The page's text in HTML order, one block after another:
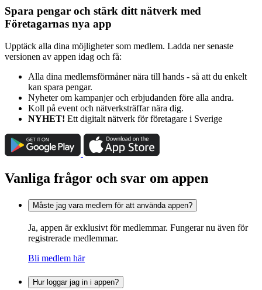
Spara pengar och stärk ditt nätverk med
Företagarnas nya app
Upptäck alla dina möjligheter som medlem. Ladda ner senaste
versionen av appen idag och få:
Alla dina medlemsförmåner nära till hands - så att du enkelt
kan spara pengar.
Nyheter om kampanjer och erbjudanden före alla andra.
Koll på event och nätverksträffar nära dig.
NYHET! Ett digitalt nätverk för företagare i Sverige
Vanliga frågor och svar om appen
Måste jag vara medlem för att använda appen?
Ja, appen är exklusivt för medlemmar. Fungerar nu även för
registrerade medlemmar.
Bli medlem här
Hur loggar jag in i appen?